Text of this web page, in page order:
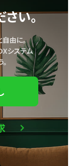
い。
由に。
システム